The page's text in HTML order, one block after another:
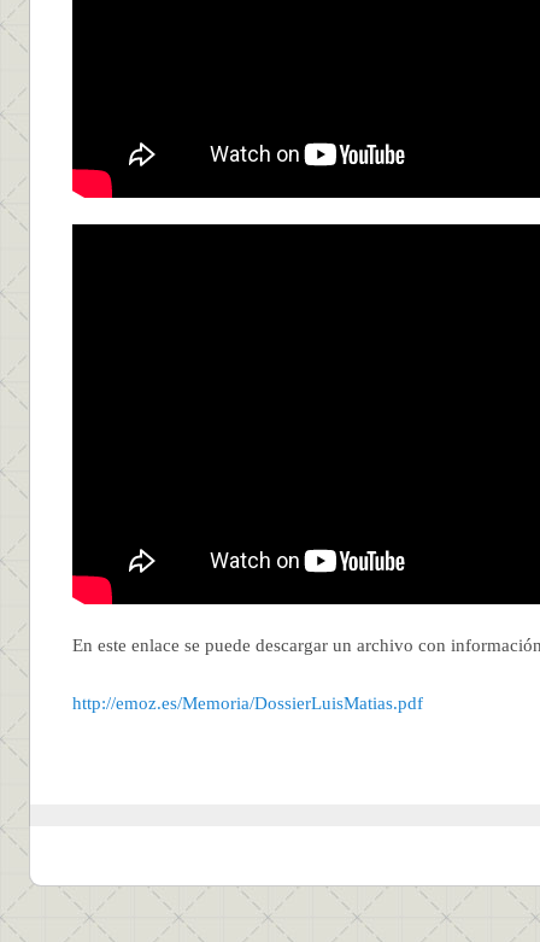
En este enlace se puede descargar un archivo con
http://emoz.es/Memoria/DossierLuisMatias.pdf